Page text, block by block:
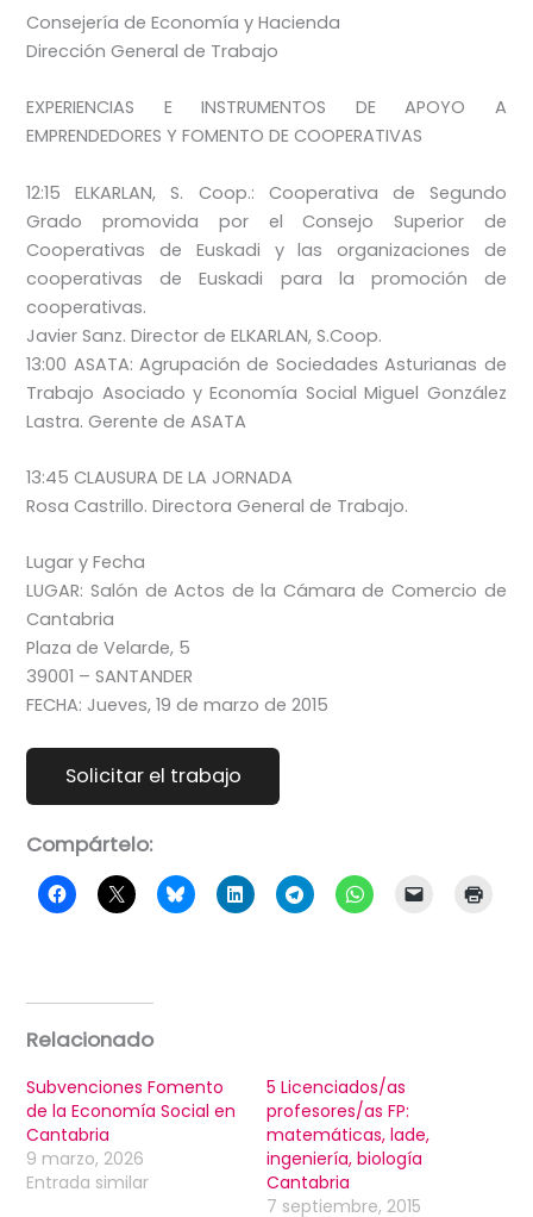
Consejería de Economía y Hacienda
Dirección General de Trabajo
EXPERIENCIAS E INSTRUMENTOS DE APOYO A
EMPRENDEDORES Y FOMENTO DE COOPERATIVAS
12:15 ELKARLAN, S. Coop.: Cooperativa de Segundo
Grado promovida por el Consejo Superior de
Cooperativas de Euskadi y las organizaciones de
cooperativas de Euskadi para la promoción de
cooperativas.
Javier Sanz. Director de ELKARLAN, S.Coop.
13:00 ASATA: Agrupación de Sociedades Asturianas de
Trabajo Asociado y Economía Social Miguel González
Lastra. Gerente de ASATA
13:45 CLAUSURA DE LA JORNADA
Rosa Castrillo. Directora General de Trabajo.
Lugar y Fecha
LUGAR: Salón de Actos de la Cámara de Comercio de
Cantabria
Plaza de Velarde, 5
39001 – SANTANDER
FECHA: Jueves, 19 de marzo de 2015
Compártelo:
Relacionado
Subvenciones Fomento
de la Economía Social en
Cantabria
9 marzo, 2026
Entrada similar
5 Licenciados/as
profesores/as FP:
matemáticas, lade,
ingeniería, biología
Cantabria
7 septiembre, 2015